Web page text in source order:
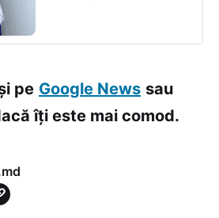
pe Google News sau
îți este mai comod.